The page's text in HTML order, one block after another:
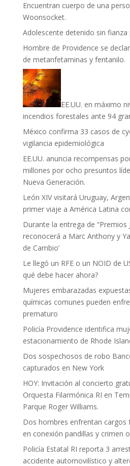
Encuentran cuerpo de una
Woonsocket.
Adolescente detenido sin
Hombre de Providence se
de metanfetaminas y fentanilo.
EE.UU. en máximo
incendios forestales ante 94
México confirma 33 casos de
vigilancia epidemiológica
EE.UU. anuncia recompensas
millones por ocho presuntos
Nueva Generación.
León XIV visitará Uruguay,
primer viaje a América Latina
Durante la entrega de “Premios
reconocerá a Marc Anthony y
de Cambio’
Le llegó un RFE o un NOID de
qué debe hacer ahora?
Mujeres embarazadas
químicas comunes pueden
prematuro
Policía Providence identifica
estacionamiento de Rhode
Dos sospechosos de robo
capturados en New York
HOY: Invitación al concierto
Orquesta Filarmónica RI en
Parque Roger Williams.
Dos hombres enfrentan cargos
en conexión pandillas y crimen
Policía Estatal RI reporta 3
accidente automovilístico y